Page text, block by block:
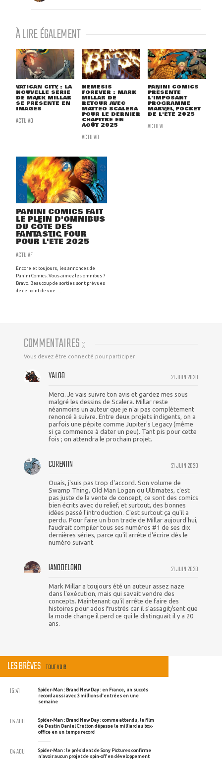
À LIRE ÉGALEMENT
VATICAN CITY : LA
NOUVELLE SÉRIE
DE MARK MILLAR
SE PRÉSENTE EN
IMAGES
ACTU VO
NEMESIS
FOREVER : MARK
MILLAR DE
RETOUR AVEC
MATTEO SCALERA
POUR LE DERNIER
CHAPITRE EN
AOÛT 2025
ACTU VO
PANINI COMICS
PRÉSENTE
L'IMPOSANT
PROGRAMME
MARVEL POCKET
DE L'ÉTÉ 2025
ACTU VF
PANINI COMICS FAIT
LE PLEIN D'OMNIBUS
DU CÔTÉ DES
FANTASTIC FOUR
POUR L'ÉTÉ 2025
ACTU VF
Encore et toujours, les annonces de
Panini Comics. Vous aimez les omnibus ?
Bravo. Beaucoup de sorties sont prévues
de ce point de vue. ...
COMMENTAIRES (3)
Vous devez être connecté pour participer
21 JUIN 2020
YALOO
Merci. Je vais suivre ton avis et gardez mes sous
malgré les dessins de Scalera. Millar reste
néanmoins un auteur que je n'ai pas complètement
renoncé à suivre. Entre deux projets indigents, on a
parfois une pépite comme Jupiter's Legacy (même
si ça commence à dater un peu). Tant pis pour cette
fois ; on attendra le prochain projet.
21 JUIN 2020
CORENTIN
Ouais, j'suis pas trop d'accord. Son volume de
Swamp Thing, Old Man Logan ou Ultimates, c'est
pas juste de la vente de concept, ce sont des comics
bien écrits avec du relief, et surtout, des bonnes
idées passé l'introduction. C'est surtout ça qu'il a
perdu. Pour faire un bon trade de Millar aujourd'hui,
faudrait compiler tous ses numéros #1 de ses dix
dernières séries, parce qu'il arrête d'écrire dès le
numéro suivant.
21 JUIN 2020
IAN0DELOND
Mark Millar a toujours été un auteur assez naze
dans l'exécution, mais qui savait vendre des
concepts. Maintenant qu'il arrête de faire des
histoires pour ados frustrés car il s'assagit/sent que
la mode change il perd ce qui le distinguait il y a 20
ans.
LES BRÈVES TOUT VOIR
Spider-Man : Brand New Day : en France, un succès
record aussi avec 3 millions d'entrées en une
semaine
15:41
Spider-Man : Brand New Day : comme attendu, le film
de Destin Daniel Cretton dépasse le milliard au box-
office en un temps record
04 AOU
Spider-Man : le président de Sony Pictures confirme
n'avoir aucun projet de spin-off en développement
04 AOU